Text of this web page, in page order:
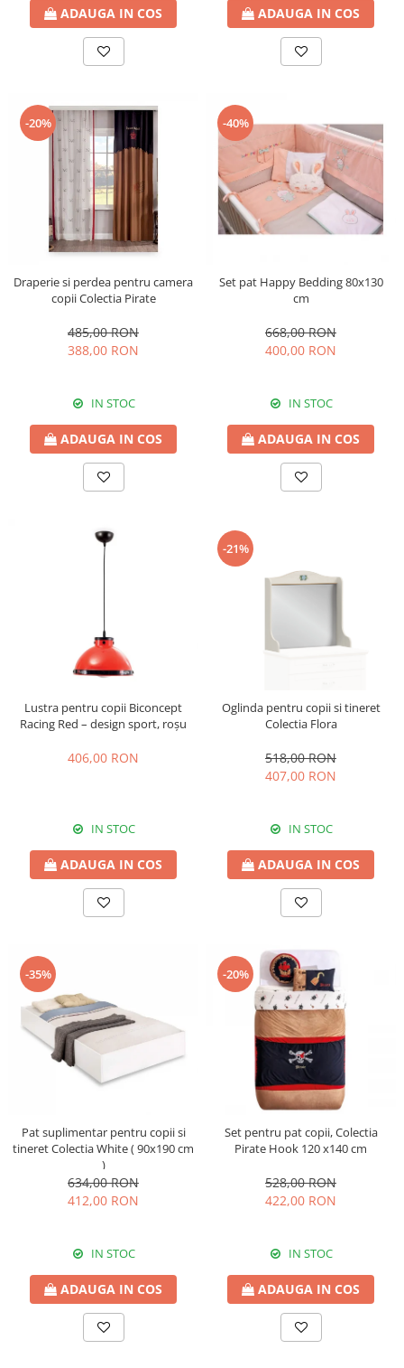
ADAUGA IN COS ADAUGA IN COS
-20%
Draperie si perdea pentru camera
copii Colectia Pirate
485,00 RON
388,00 RON
IN STOC
ADAUGA IN COS
-40%
Set pat Happy Bedding 80x130
cm
668,00 RON
400,00 RON
IN STOC
ADAUGA IN COS
Lustra pentru copii Biconcept
Racing Red – design sport, roșu
406,00 RON
IN STOC
ADAUGA IN COS
-21%
Oglinda pentru copii si tineret
Colectia Flora
518,00 RON
407,00 RON
IN STOC
ADAUGA IN COS
-35%
Pat suplimentar pentru copii si
tineret Colectia White ( 90x190 cm
)
634,00 RON
412,00 RON
IN STOC
ADAUGA IN COS
-20%
Set pentru pat copii, Colectia
Pirate Hook 120 x140 cm
528,00 RON
422,00 RON
IN STOC
ADAUGA IN COS